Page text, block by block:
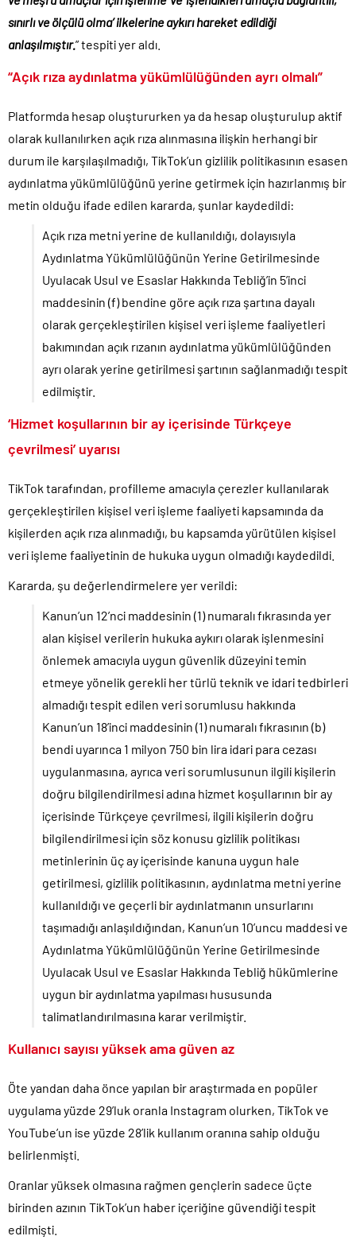
sınırlı ve ölçülü olma’ ilkelerine aykırı hareket edildiği
anlaşılmıştır.” tespiti yer aldı.
“Açık rıza aydınlatma yükümlülüğünden ayrı olmalı”
Platformda hesap oluştururken ya da hesap oluşturulup aktif
olarak kullanılırken açık rıza alınmasına ilişkin herhangi bir
durum ile karşılaşılmadığı, TikTok’un gizlilik politikasının esasen
aydınlatma yükümlülüğünü yerine getirmek için hazırlanmış bir
metin olduğu ifade edilen kararda, şunlar kaydedildi:
Açık rıza metni yerine de kullanıldığı, dolayısıyla
Aydınlatma Yükümlülüğünün Yerine Getirilmesinde
Uyulacak Usul ve Esaslar Hakkında Tebliğ’in 5’inci
maddesinin (f) bendine göre açık rıza şartına dayalı
olarak gerçekleştirilen kişisel veri işleme faaliyetleri
bakımından açık rızanın aydınlatma yükümlülüğünden
ayrı olarak yerine getirilmesi şartının sağlanmadığı tespit
edilmiştir.
‘Hizmet koşullarının bir ay içerisinde Türkçeye
çevrilmesi’ uyarısı
TikTok tarafından, profilleme amacıyla çerezler kullanılarak
gerçekleştirilen kişisel veri işleme faaliyeti kapsamında da
kişilerden açık rıza alınmadığı, bu kapsamda yürütülen kişisel
veri işleme faaliyetinin de hukuka uygun olmadığı kaydedildi.
Kararda, şu değerlendirmelere yer verildi:
Kanun’un 12’nci maddesinin (1) numaralı fıkrasında yer
alan kişisel verilerin hukuka aykırı olarak işlenmesini
önlemek amacıyla uygun güvenlik düzeyini temin
etmeye yönelik gerekli her türlü teknik ve idari tedbirleri
almadığı tespit edilen veri sorumlusu hakkında
Kanun’un 18’inci maddesinin (1) numaralı fıkrasının (b)
bendi uyarınca 1 milyon 750 bin lira idari para cezası
uygulanmasına, ayrıca veri sorumlusunun ilgili kişilerin
doğru bilgilendirilmesi adına hizmet koşullarının bir ay
içerisinde Türkçeye çevrilmesi, ilgili kişilerin doğru
bilgilendirilmesi için söz konusu gizlilik politikası
metinlerinin üç ay içerisinde kanuna uygun hale
getirilmesi, gizlilik politikasının, aydınlatma metni yerine
kullanıldığı ve geçerli bir aydınlatmanın unsurlarını
taşımadığı anlaşıldığından, Kanun’un 10’uncu maddesi ve
Aydınlatma Yükümlülüğünün Yerine Getirilmesinde
Uyulacak Usul ve Esaslar Hakkında Tebliğ hükümlerine
uygun bir aydınlatma yapılması hususunda
talimatlandırılmasına karar verilmiştir.
Kullanıcı sayısı yüksek ama güven az
Öte yandan daha önce yapılan bir araştırmada en popüler
uygulama yüzde 29’luk oranla Instagram olurken, TikTok ve
YouTube’un ise yüzde 28’lik kullanım oranına sahip olduğu
belirlenmişti.
Oranlar yüksek olmasına rağmen gençlerin sadece üçte
birinden azının TikTok’un haber içeriğine güvendiği tespit
edilmişti.